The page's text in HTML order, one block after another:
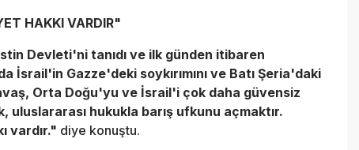
HAKKI VARDIR"
Devleti'ni tanıdı ve ilk günden itibaren
İsrail'in Gazze'deki soykırımını ve Batı Şeria'daki
Orta Doğu'yu ve İsrail'i çok daha güvensiz
uluslararası hukukla barış ufkunu açmaktır.
vardır." diye konuştu.